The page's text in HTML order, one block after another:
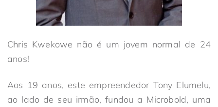
Chris Kwekowe não é um jovem normal de 24
anos!
Aos 19 anos, este empreendedor Tony Elumelu,
ao lado de seu irmão, fundou a Microbold, uma